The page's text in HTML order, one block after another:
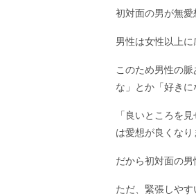
初対面の男が無愛
男性は女性以上
このため男性の
な」とか「好きに
「良いところを
は愛想が良くなり
だから初対面の
ただ、緊張しや